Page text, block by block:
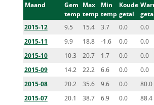
Maand
Gem
temp
Max
temp
Min
temp
Koude
getal
2015-12
9.5 15.4 3.7 0.0 0.0
2015-11
9.9 18.8 -1.6 0.0 0.0
2015-10
10.3 20.7 1.7 0.0 0.0
2015-09
14.2 22.2 6.6 0.0 0.0
2015-08
20.2 35.6 9.6 0.0 80.0
2015-07
20.1 38.7 6.9 0.0 88.4